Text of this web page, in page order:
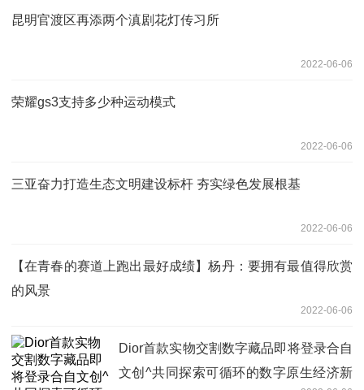
昆明官渡区再添两个滇剧花灯传习所
2022-06-06
荣耀gs3支持多少种运动模式
2022-06-06
三亚奋力打造生态文明建设标杆 夯实绿色发展根基
2022-06-06
【在青春的赛道上跑出最好成绩】杨丹：要拥有最值得欣赏
的风景
2022-06-06
Dior首款实物交割数字藏品即将登录合自
文创^共同探索可循环的数字原生经济新